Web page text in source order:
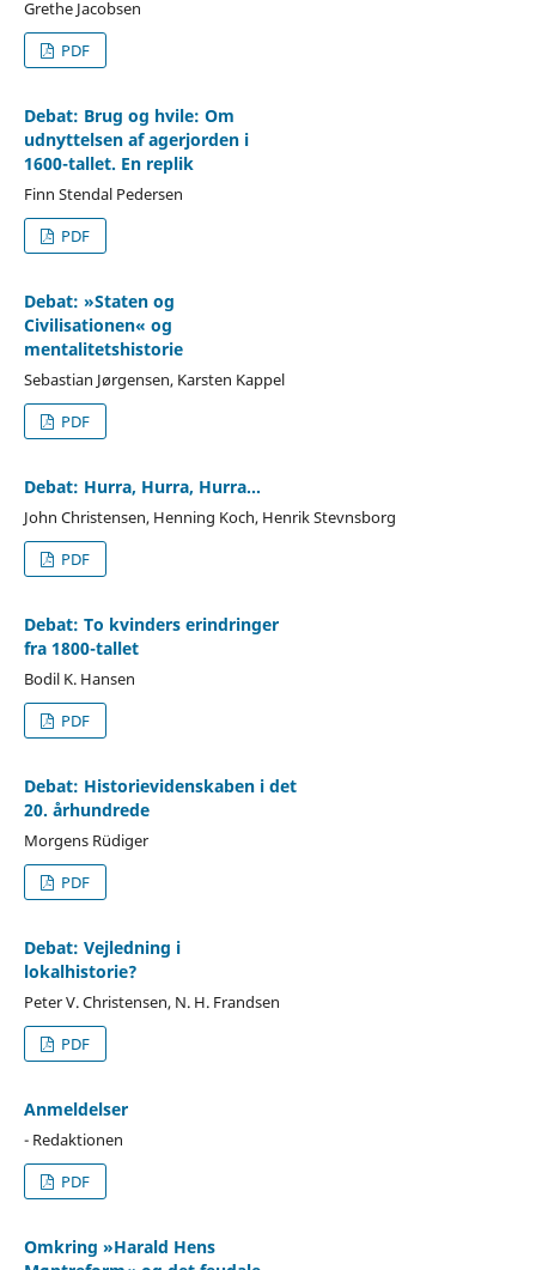
Grethe Jacobsen
PDF
Debat: Brug og hvile: Om
udnyttelsen af agerjorden i
1600-tallet. En replik
Finn Stendal Pedersen
PDF
Debat: »Staten og
Civilisationen« og
mentalitetshistorie
Sebastian Jørgensen, Karsten Kappel
PDF
Debat: Hurra, Hurra, Hurra...
John Christensen, Henning Koch, Henrik Stevnsborg
PDF
Debat: To kvinders erindringer
fra 1800-tallet
Bodil K. Hansen
PDF
Debat: Historievidenskaben i det
20. århundrede
Morgens Rüdiger
PDF
Debat: Vejledning i
lokalhistorie?
Peter V. Christensen, N. H. Frandsen
PDF
Anmeldelser
- Redaktionen
PDF
Omkring »Harald Hens